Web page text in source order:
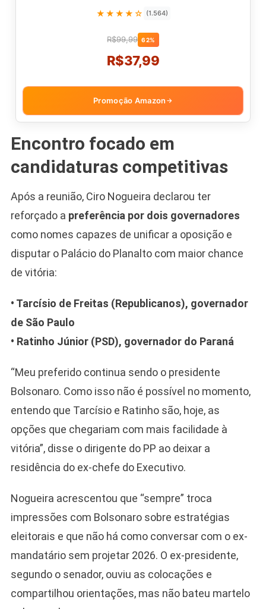
★★★★☆ (1.564)
R$99,99 62%
R$37,99
Promoção Amazon →
Encontro focado em
candidaturas competitivas
Após a reunião, Ciro Nogueira declarou ter
reforçado a preferência por dois governadores
como nomes capazes de unificar a oposição e
disputar o Palácio do Planalto com maior chance
de vitória:
• Tarcísio de Freitas (Republicanos), governador
de São Paulo
• Ratinho Júnior (PSD), governador do Paraná
“Meu preferido continua sendo o presidente
Bolsonaro. Como isso não é possível no momento,
entendo que Tarcísio e Ratinho são, hoje, as
opções que chegariam com mais facilidade à
vitória”, disse o dirigente do PP ao deixar a
residência do ex-chefe do Executivo.
Nogueira acrescentou que “sempre” troca
impressões com Bolsonaro sobre estratégias
eleitorais e que não há como conversar com o ex-
mandatário sem projetar 2026. O ex-presidente,
segundo o senador, ouviu as colocações e
compartilhou orientações, mas não bateu martelo